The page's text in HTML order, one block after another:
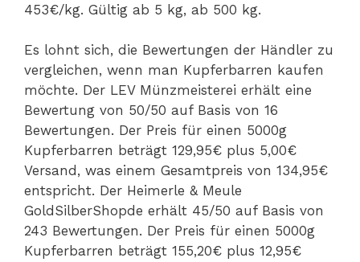
453€/kg. Gültig ab 5 kg, ab 500 kg.
Es lohnt sich, die Bewertungen der Händler zu
vergleichen, wenn man Kupferbarren kaufen
möchte. Der LEV Münzmeisterei erhält eine
Bewertung von 50/50 auf Basis von 16
Bewertungen. Der Preis für einen 5000g
Kupferbarren beträgt 129,95€ plus 5,00€
Versand, was einem Gesamtpreis von 134,95€
entspricht. Der Heimerle & Meule
GoldSilberShopde erhält 45/50 auf Basis von
243 Bewertungen. Der Preis für einen 5000g
Kupferbarren beträgt 155,20€ plus 12,95€